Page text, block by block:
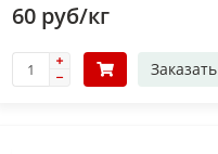
60 руб/кг
Заказать